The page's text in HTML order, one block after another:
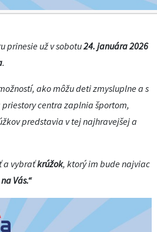
prinesie už v sobotu24. januára 2026
.
ako môžu deti zmysluplne a s
priestory centra zaplnia športom,
predstavia v tej najhravejšej a
a vybraťkrúžok, ktorý im bude najviac
Vás.“